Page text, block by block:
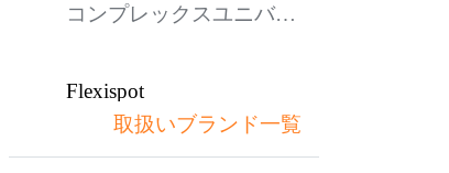
コンプレックスユニバー
Flexispot
フレキシスポット
取扱いブランド一覧